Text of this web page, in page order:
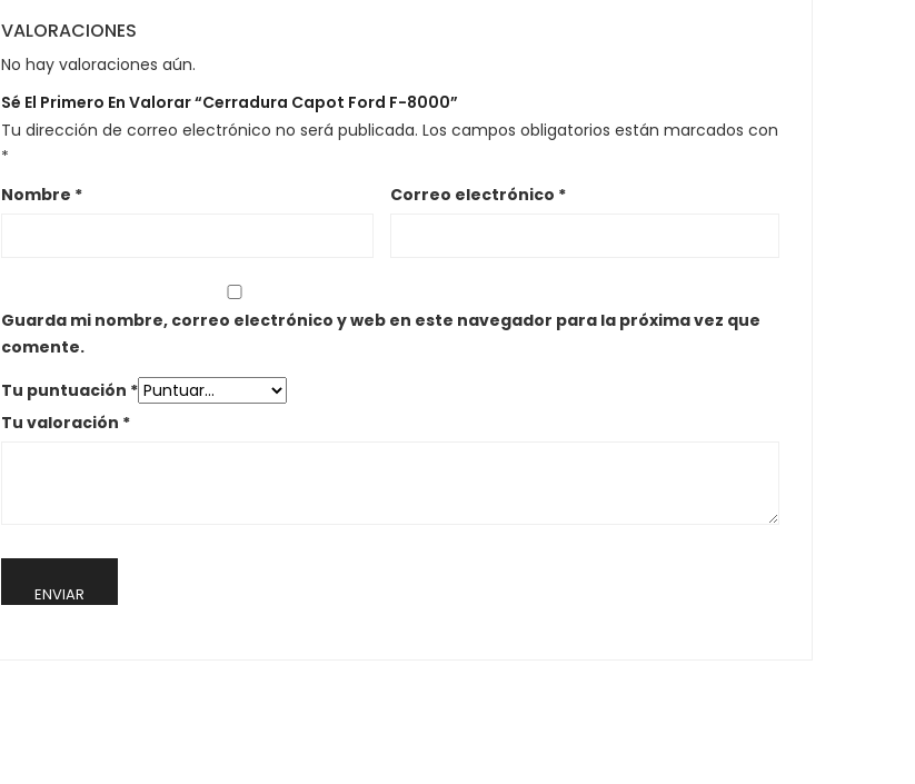
VALORACIONES
No hay valoraciones aún.
Sé El Primero En Valorar “Cerradura Capot Ford F-8000”
Tu dirección de correo electrónico no será publicada. Los campos obligatorios están marcados con
*
Nombre * Correo electrónico *
Guarda mi nombre, correo electrónico y web en este navegador para la próxima vez que
comente.
Tu puntuación *
Tu valoración *